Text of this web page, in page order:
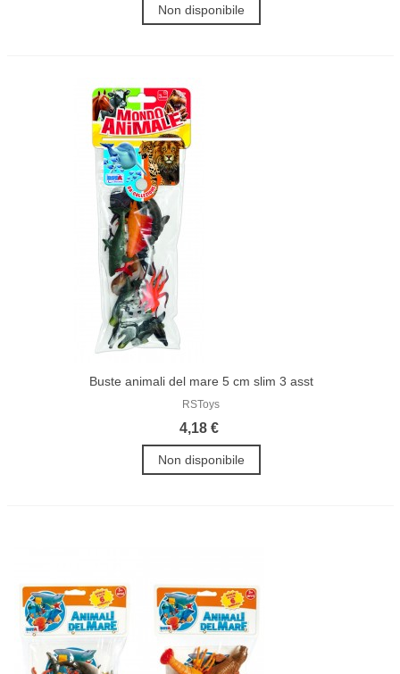
Non disponibile
Buste animali del mare 5 cm slim 3 asst
RSToys
4,18 €
Non disponibile